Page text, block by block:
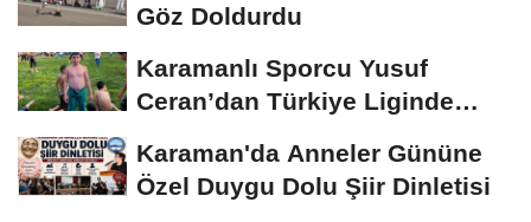
Göz Doldurdu
Karamanlı Sporcu Yusuf
Ceran’dan Türkiye Liginde
Karaman'da Anneler Gününe
Özel Duygu Dolu Şiir Dinletisi